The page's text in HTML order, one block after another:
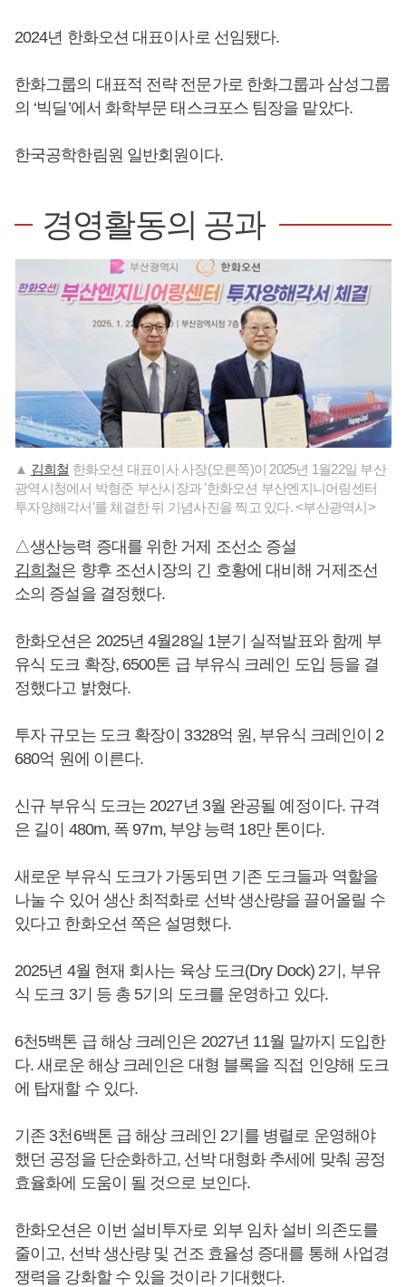
2024년 한화오션 대표이사로 선임됐다.
한화그룹의 대표적 전략 전문가로 한화그룹과 삼성그룹
의 ‘빅딜’에서 화학부문 태스크포스 팀장을 맡았다.
한국공학한림원 일반회원이다.
경영활동의 공과
▲ 김희철 한화오션 대표이사 사장(오른쪽)이 2025년 1월22일 부산
광역시청에서 박형준 부산시장과 '한화오션 부산엔지니어링센터
투자양해각서'를 체결한 뒤 기념사진을 찍고 있다. <부산광역시>
△생산능력 증대를 위한 거제 조선소 증설
김희철은 향후 조선시장의 긴 호황에 대비해 거제조선
소의 증설을 결정했다.
한화오션은 2025년 4월28일 1분기 실적발표와 함께 부
유식 도크 확장, 6500톤 급 부유식 크레인 도입 등을 결
정했다고 밝혔다.
투자 규모는 도크 확장이 3328억 원, 부유식 크레인이 2
680억 원에 이른다.
신규 부유식 도크는 2027년 3월 완공될 예정이다. 규격
은 길이 480m, 폭 97m, 부양 능력 18만 톤이다.
새로운 부유식 도크가 가동되면 기존 도크들과 역할을
나눌 수 있어 생산 최적화로 선박 생산량을 끌어올릴 수
있다고 한화오션 쪽은 설명했다.
2025년 4월 현재 회사는 육상 도크(Dry Dock) 2기, 부유
식 도크 3기 등 총 5기의 도크를 운영하고 있다.
6천5백톤 급 해상 크레인은 2027년 11월 말까지 도입한
다. 새로운 해상 크레인은 대형 블록을 직접 인양해 도크
에 탑재할 수 있다.
기존 3천6백톤 급 해상 크레인 2기를 병렬로 운영해야
했던 공정을 단순화하고, 선박 대형화 추세에 맞춰 공정
효율화에 도움이 될 것으로 보인다.
한화오션은 이번 설비투자로 외부 임차 설비 의존도를
줄이고, 선박 생산량 및 건조 효율성 증대를 통해 사업경
쟁력을 강화할 수 있을 것이라 기대했다.